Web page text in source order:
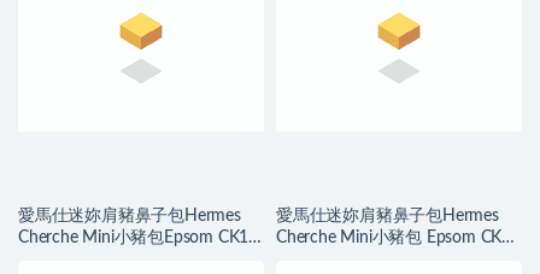
愛馬仕迷妳肩豬鼻子包Hermes
Cherche Mini小豬包Epsom CK10
愛馬仕迷妳肩豬鼻子包Hermes
Cherche Mini小豬包 Epsom CK10